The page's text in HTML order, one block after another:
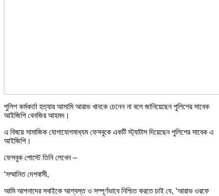
পুলিশ কর্মকর্তা হত্যার আসামি আরাভ খানকে চেনেন না বলে জানিয়েছেন পুলিশের সাবেক
আইজিপি বেনজির আহমদ।
এ বিষয়ে সামাজিক যোগাযোগমাধ্যম ফেসবুকে একটি স্ট্যাটাস দিয়েছেন পুলিশের সাবেক এ
আইজিপি।
ফেসবুক পোস্টে তিনি লেখেন –
‘সম্মানিত দেশবাসী,
আমি আপনাদের সবাইকে আশ্বস্ত ও সম্পূর্ণভাবে নিশ্চিত করতে চাই যে, ‘আরাভ ওরফে